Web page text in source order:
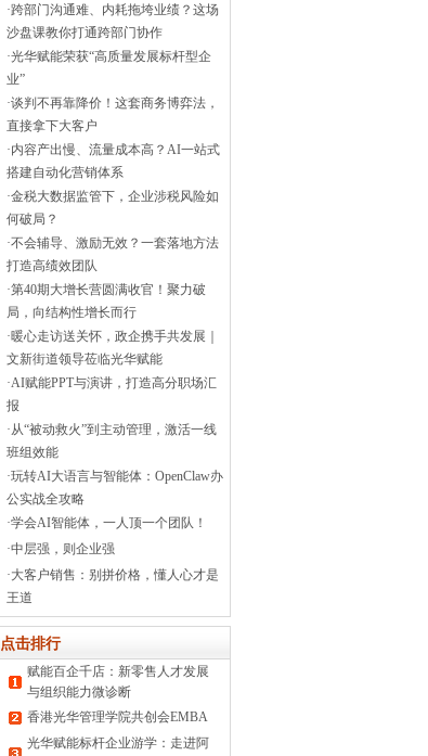
·跨部门沟通难、内耗拖垮业绩？这场
沙盘课教你打通跨部门协作
·光华赋能荣获“高质量发展标杆型企
业”
·谈判不再靠降价！这套商务博弈法，
直接拿下大客户
·内容产出慢、流量成本高？AI一站式
搭建自动化营销体系
·金税大数据监管下，企业涉税风险如
何破局？
·不会辅导、激励无效？一套落地方法
打造高绩效团队
·第40期大增长营圆满收官！聚力破
局，向结构性增长而行
·暖心走访送关怀，政企携手共发展｜
文新街道领导莅临光华赋能
·AI赋能PPT与演讲，打造高分职场汇
报
·从“被动救火”到主动管理，激活一线
班组效能
·玩转AI大语言与智能体：OpenClaw办
公实战全攻略
·学会AI智能体，一人顶一个团队！
·中层强，则企业强
·大客户销售：别拼价格，懂人心才是
王道
点击排行
赋能百企千店：新零售人才发展
与组织能力微诊断
香港光华管理学院共创会EMBA
光华赋能标杆企业游学：走进阿